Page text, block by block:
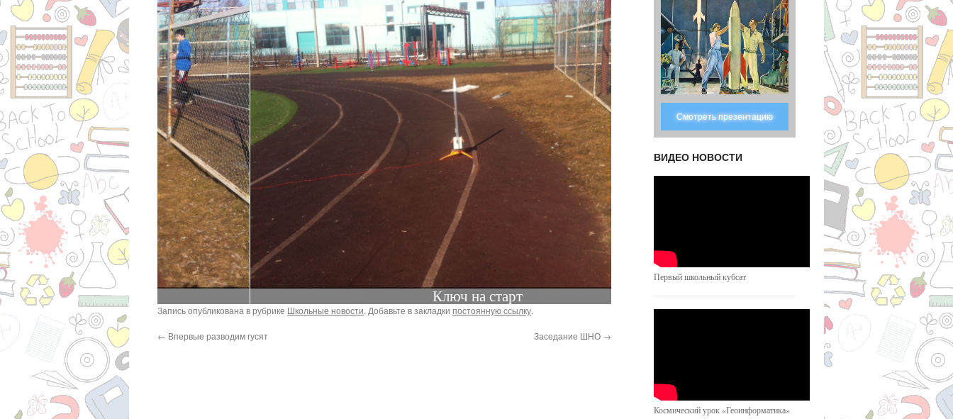
Запись опубликована в рубрике Школьные новости. Добавьте в закладки постоянную ссылку.
← Впервые разводим гусят Заседание ШНО →
Смотреть презентацию
ВИДЕО НОВОСТИ
Первый школьный кубсат
Космический урок «Геоинформатика»